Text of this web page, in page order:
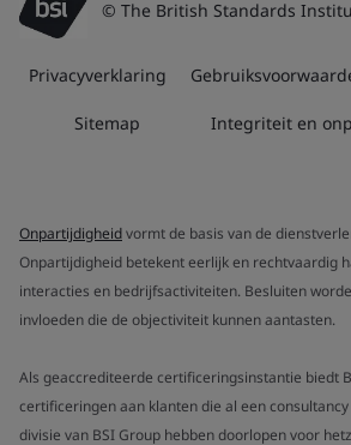
© The British Standards
Privacyverklaring
Sitemap Integriteit en
Onpartijdigheidvormt de basis van de
Onpartijdigheid betekent eerlijk en rechtvaardig
interacties en bedrijfsactiviteiten. Besluiten
invloeden die de objectiviteit kunnen aantasten.
Als geaccrediteerde certificeringsinstantie biedt
certificeringen aan klanten die al een
divisie van BSI Group hebben doorlopen voor